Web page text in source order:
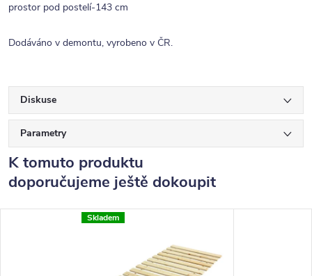
prostor pod postelí-143 cm
Dodáváno v demontu, vyrobeno v ČR.
Diskuse
Parametry
K tomuto produktu
doporučujeme ještě dokoupit
Skladem